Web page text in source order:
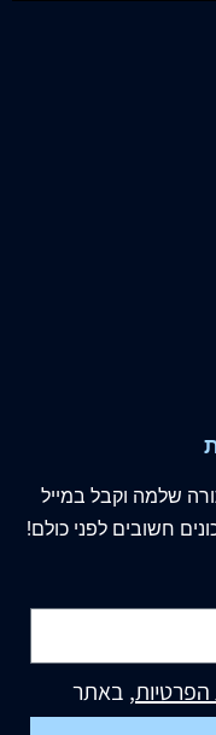
שלמה וקבל במייל
חשובים לפני כולם!
הפרטיות, באתר